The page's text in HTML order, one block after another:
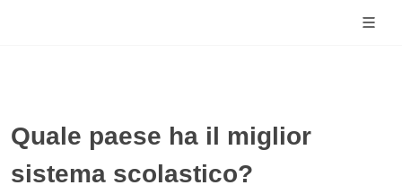
Quale paese ha il miglior
sistema scolastico?